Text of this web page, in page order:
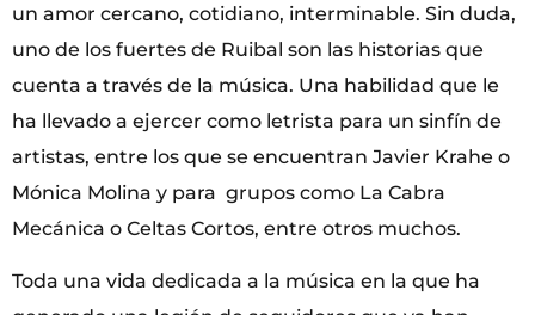
un amor cercano, cotidiano, interminable. Sin duda,
uno de los fuertes de Ruibal son las historias que
cuenta a través de la música. Una habilidad que le
ha llevado a ejercer como letrista para un sinfín de
artistas, entre los que se encuentran Javier Krahe o
Mónica Molina y para grupos como La Cabra
Mecánica o Celtas Cortos, entre otros muchos.
Toda una vida dedicada a la música en la que ha